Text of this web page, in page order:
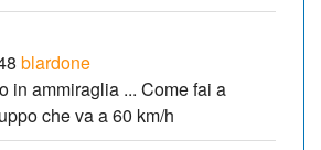
blardone
in ammiraglia ... Come fai a
che va a 60 km/h